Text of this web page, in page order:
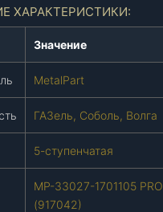
ХАРАКТЕРИСТИКИ:
Значение
MetalPart
ГАЗель, Соболь, Волга
5-ступенчатая
МР-33027-1701105 PRO
(917042)